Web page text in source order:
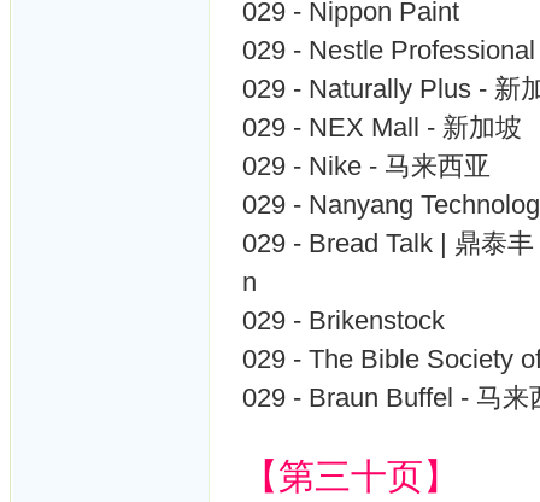
029 - Nippon Paint
029 - Nestle
029 - Naturally Plus - 新
029 - NEX Mall - 新加坡
029 - Nike - 马来西亚
029 - Nanyang
029 - Bread Talk | 鼎泰
n
029 - Brikenstock
029 - The Bible Society
029 - Braun Buffel - 马来
【第三十页】